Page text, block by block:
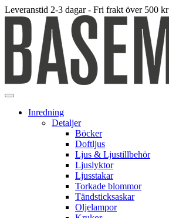
Leveranstid 2-3 dagar - Fri frakt över 500 kr
Inredning
Detaljer
Böcker
Doftljus
Ljus & Ljustillbehör
Ljuslyktor
Ljusstakar
Torkade blommor
Tändsticksaskar
Oljelampor